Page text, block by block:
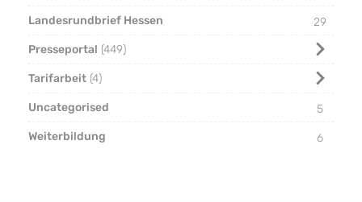
Landesrundbrief Hessen
29
Presseportal 449
Tarifarbeit 4
Uncategorised
5
Weiterbildung
6